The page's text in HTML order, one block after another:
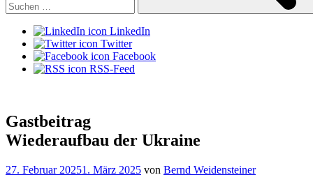
LinkedIn
Twitter
Facebook
RSS-Feed
Gastbeitrag
Wiederaufbau der Ukraine
Veröffentlicht
27. Februar 20251. März 2025 von Bernd Weidensteiner